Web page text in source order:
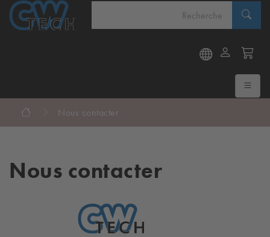
Nous contacter
Nous contacter